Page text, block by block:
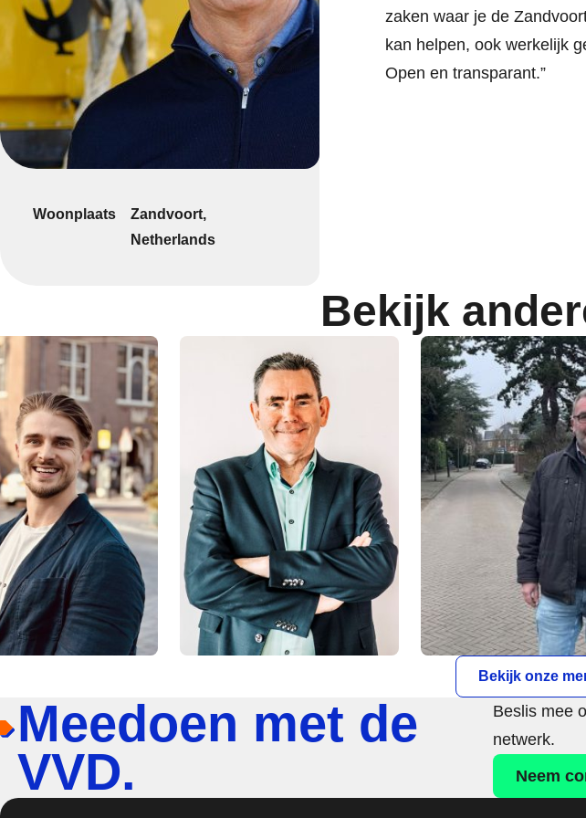
Woonplaats
Zandvoort,
Netherlands
zaken waar je de
kan helpen, ook werkelijk
Open en transparant.”
Bekijk
Bekijk onze
Meedoen met de
VVD.
Beslis mee
netwerk.
Neem